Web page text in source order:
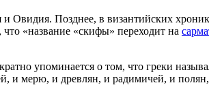
Овидия. Позднее, в византийских
«название «скифы» переходит на
упоминается о том, что греки
мерю, и древлян, и радимичей, и